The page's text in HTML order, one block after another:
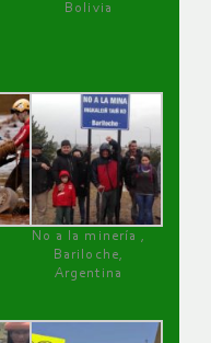
Bolivia
No a la minería ,
Bariloche,
Argentina